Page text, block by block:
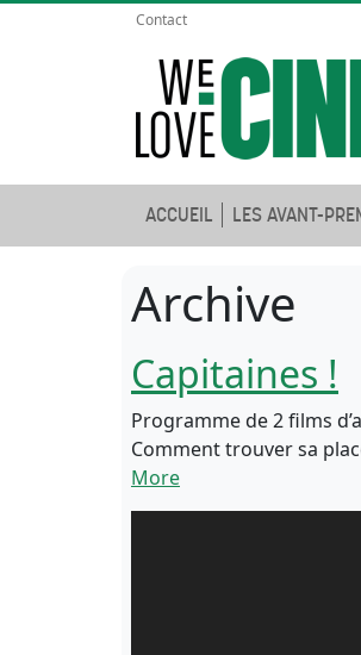
Contact
ACCUEIL LES AVANT-
Archive
Capitaines !
Programme de 2 films
Comment trouver sa
More